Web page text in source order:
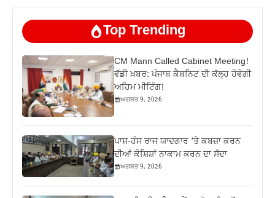
Top Trending
CM Mann Called Cabinet Meeting!
ਵੱਡੀ ਖ਼ਬਰ: ਪੰਜਾਬ ਕੈਬਨਿਟ ਦੀ ਕੱਲ੍ਹ ਹੋਵੇਗੀ
ਅਹਿਮ ਮੀਟਿੰਗ!
ਅਗਸਤ 9, 2026
ਪਾਸ਼-ਹੰਸ ਰਾਜ ਯਾਦਗਾਰ ‘ਤੇ ਕਬਜ਼ਾ ਕਰਨ
ਦੀਆਂ ਕੋਸ਼ਿਸ਼ਾਂ ਨਾਕਾਮ ਕਰਨ ਦਾ ਸੱਦਾ
ਅਗਸਤ 9, 2026